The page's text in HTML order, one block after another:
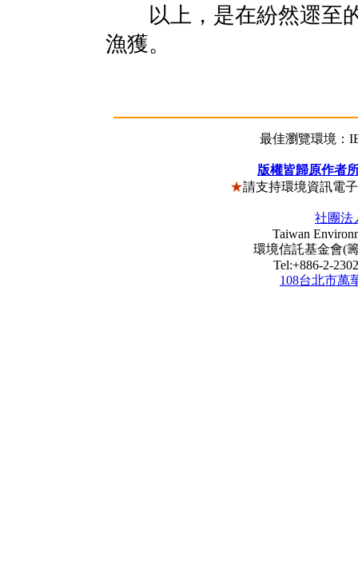
以上，是在紛然遝至的
漁獲。
最佳瀏覽環境：
版權皆歸原作者
★請支持環境資訊電
社團法
Taiwan
環境信託基金會(籌
Tel:+886-2-
108台北市萬